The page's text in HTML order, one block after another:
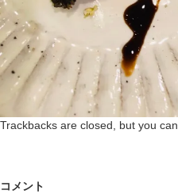
Trackbacks are closed, but you can
コメント